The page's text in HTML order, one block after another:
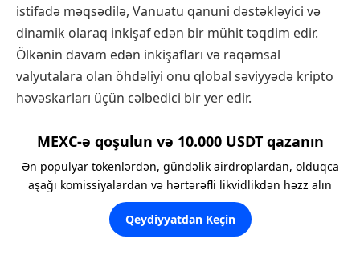
istifadə məqsədilə, Vanuatu qanuni dəstəkləyici və
dinamik olaraq inkişaf edən bir mühit təqdim edir.
Ölkənin davam edən inkişafları və rəqəmsal
valyutalara olan öhdəliyi onu qlobal səviyyədə kripto
həvəskarları üçün cəlbedici bir yer edir.
MEXC-ə qoşulun və 10.000 USDT qazanın
Ən populyar tokenlərdən, gündəlik airdroplardan, olduqca
aşağı komissiyalardan və hərtərəfli likvidlikdən həzz alın
Qeydiyyatdan Keçin